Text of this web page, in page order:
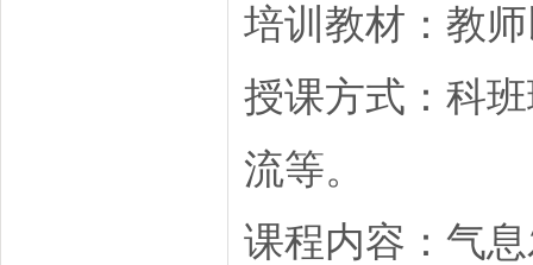
培训教材：教
授课方式：科
流等。
课程内容：气